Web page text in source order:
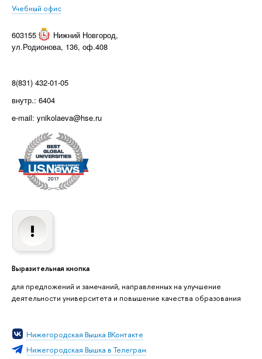
Учебный офис
603155 Нижний Новгород,
ул.Родионова, 136, оф.408
8(831) 432-01-05
внутр.: 6404
e-mail: ynikolaeva@hse.ru
Выразительная кнопка
для предложений и замечаний, направленных на улучшение
деятельности университета и повышение качества образования
Нижегородская Вышка ВКонтакте
Нижегородская Вышка в Телеграм